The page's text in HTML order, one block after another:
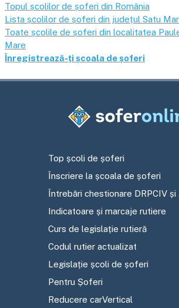
Topul școlilor de șoferi din România
Lista școlilor de șoferi din județul Satu
Toate școlile de șoferi din localitatea
Mare
Înregistrează-ți școala de șoferi
Top școli de șoferi
Înscriere la școala de șoferi
Întrebări chestionare DRPCIV
Indicatoare și marcaje rutiere
Curs de legislație rutieră
Codul rutier actualizat
Legislație școli de șoferi
Pentru Șoferi
Reducere carVertical